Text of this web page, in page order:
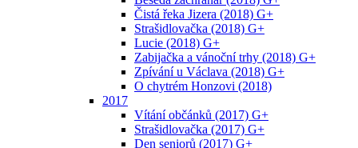
Čistá řeka Jizera (2018) G+
Strašidlovačka (2018) G+
Lucie (2018) G+
Zabijačka a vánoční trhy (2018) G+
Zpívání u Václava (2018) G+
O chytrém Honzovi (2018)
2017
Vítání občánků (2017) G+
Strašidlovačka (2017) G+
Den seniorů (2017) G+